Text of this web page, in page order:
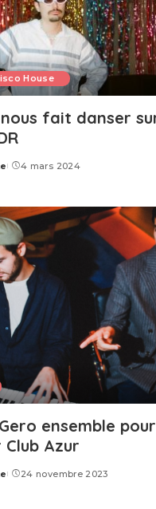
House
fait danser sur
4 mars 2024
ensemble
Club Azur
24 novembre 2023